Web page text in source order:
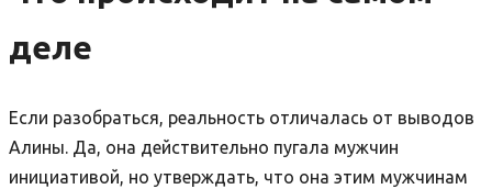
деле
Если разобраться, реальность отличалась от выводов
Алины. Да, она действительно пугала мужчин
инициативой, но утверждать, что она этим мужчинам